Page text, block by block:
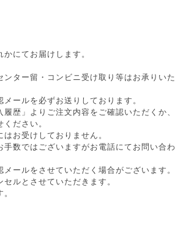
にてお届けします。
ター留・コンビニ受け取り等はお承りいた
ールを必ずお送りしております。
歴」よりご注文内容をご確認いただくか、
ださい。
お受けしておりません。
数ではございますがお電話にてお問い合わ
ールをさせていただく場合がございます。
ルとさせていただきます。